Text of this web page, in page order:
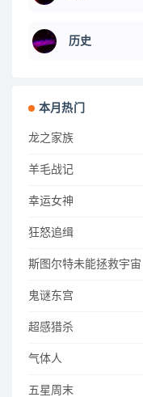
历史
本月热门
龙之家族
羊毛战记
幸运女神
狂怒追缉
斯图尔特未能拯救宇宙
鬼谜东宫
超感猎杀
气体人
五星周末